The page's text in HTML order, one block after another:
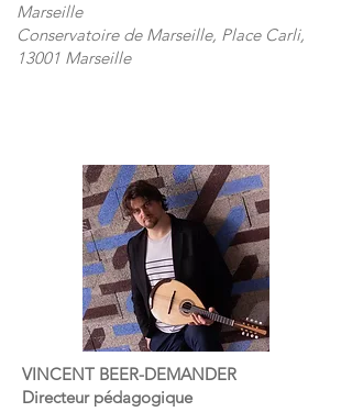
Marseille
Conservatoire de Marseille, Place Carli,
13001 Marseille
VINCENT BEER-DEMANDER
Directeur pédagogique